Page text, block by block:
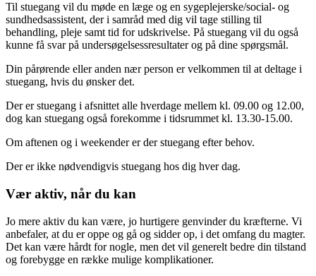
Til stuegang vil du møde en læge og en sygeplejerske/social- og
sundhedsassistent, der i samråd med dig vil tage stilling til
behandling, pleje samt tid for udskrivelse. På stuegang vil du også
kunne få svar på undersøgelsessresultater og på dine spørgsmål.
Din pårørende eller anden nær person er velkommen til at deltage i
stuegang, hvis du ønsker det.
Der er stuegang i afsnittet alle hverdage mellem kl. 09.00 og 12.00,
dog kan stuegang også forekomme i tidsrummet kl. 13.30-15.00.
Om aftenen og i weekender er der stuegang efter behov.
Der er ikke nødvendigvis stuegang hos dig hver dag.
Vær aktiv, når du kan
Jo mere aktiv du kan være, jo hurtigere genvinder du kræfterne. Vi
anbefaler, at du er oppe og gå og sidder op, i det omfang du magter.
Det kan være hårdt for nogle, men det vil generelt bedre din tilstand
og forebygge en række mulige komplikationer.